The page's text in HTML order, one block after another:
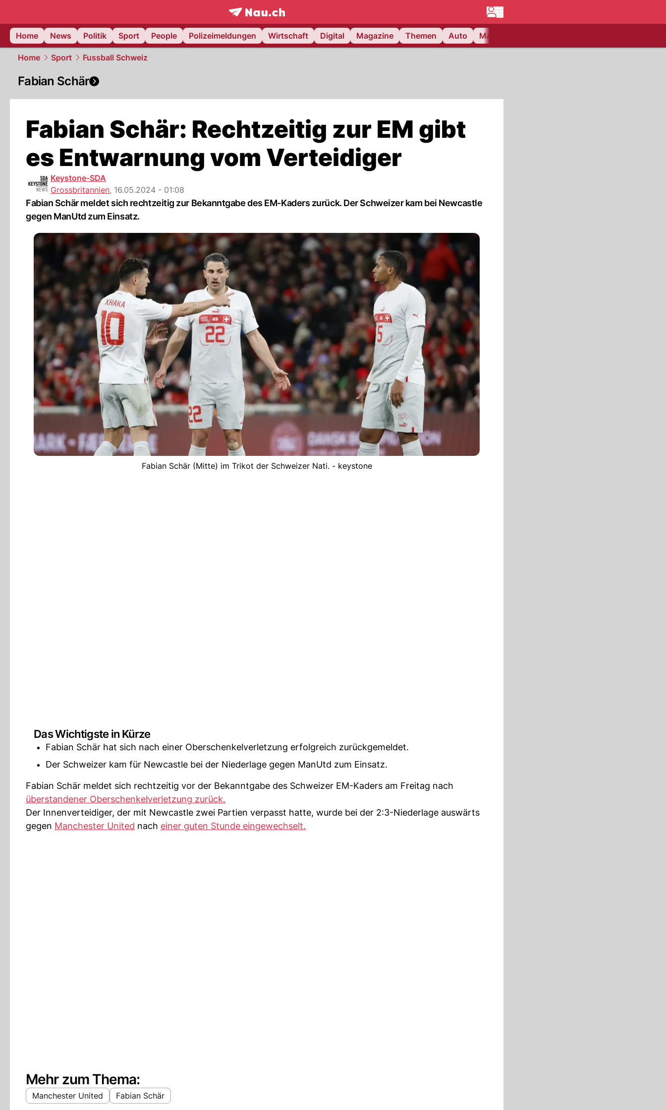
frontpage.NAU.ch
Home
News Politik Sport People Polizeimeldungen Wirtschaft Digital Magazine Themen Auto Matchcenter
Home Sport Fussball Schweiz
Fabian Schär
Fabian Schär: Rechtzeitig zur EM gibt
es Entwarnung vom Verteidiger
Keystone-SDA
Grossbritannien, 16.05.2024 - 01:08
Fabian Schär meldet sich rechtzeitig zur Bekanntgabe des EM-Kaders zurück. Der Schweizer kam bei Newcastle
gegen ManUtd zum Einsatz.
Fabian Schär (Mitte) im Trikot der Schweizer Nati. - keystone
Das Wichtigste in Kürze
Fabian Schär hat sich nach einer Oberschenkelverletzung erfolgreich zurückgemeldet.
Der Schweizer kam für Newcastle bei der Niederlage gegen ManUtd zum Einsatz.
Fabian Schär meldet sich rechtzeitig vor der Bekanntgabe des Schweizer EM-Kaders am Freitag nach
überstandener Oberschenkelverletzung zurück.
Der Innenverteidiger, der mit Newcastle zwei Partien verpasst hatte, wurde bei der 2:3-Niederlage auswärts
gegen Manchester United nach einer guten Stunde eingewechselt.
Mehr zum Thema:
Manchester United Fabian Schär